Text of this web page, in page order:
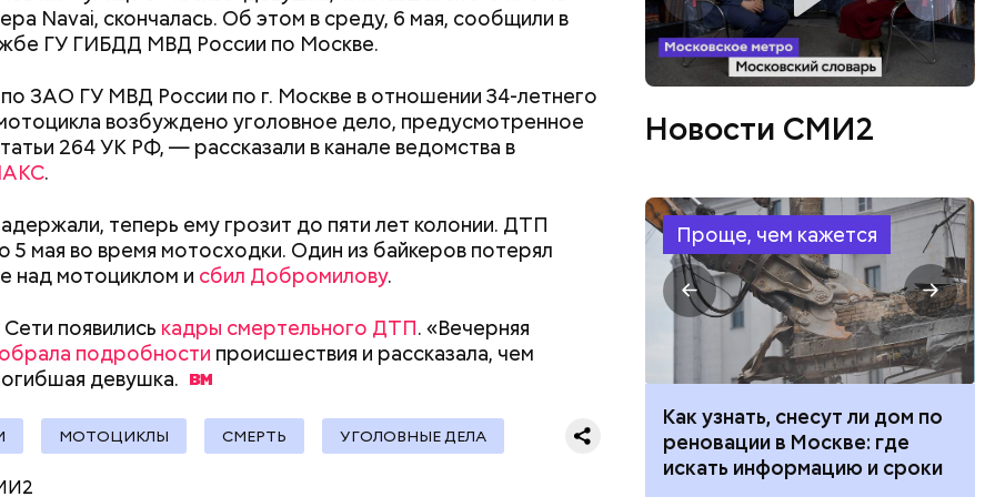
Navai, скончалась. Об этом в среду, 6 мая, сообщили в
ГУ ГИБДД МВД России по Москве.
ЗАО ГУ МВД России по г. Москве в отношении 34-летнего
возбуждено уголовное дело, предусмотренное
264 УК РФ, — рассказали в канале ведомства в
.
теперь ему грозит до пяти лет колонии. ДТП
5 мая во время мотосходки. Один из байкеров потерял
над мотоциклом и сбил Добромилову.
появились кадры смертельного ДТП. «Вечерняя
подробности происшествия и рассказала, чем
девушка.
МОТОЦИКЛЫ СМЕРТЬ УГОЛОВНЫЕ ДЕЛА
уплаты налогов на более чем 170 миллионов рублей. Эти
распределил между родственниками и собственными
задержали. На первом же допросе он признался,
Новости СМИ2
Проще, чем кажется
Как поменять батареи дома и
не получить штраф
Как получить до 100 тысяч
рублей от государства при
Как узнать, снесут ли дом по
реновации в Москве: где
искать информацию и сроки